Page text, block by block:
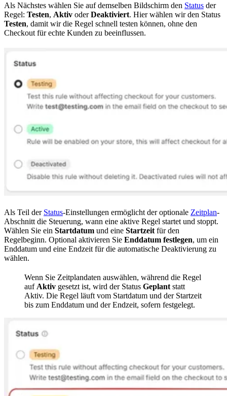
Als Nächstes wählen Sie auf demselben Bildschirm den Status der
Regel: Testen, Aktiv oderDeaktiviert. Hier wählen wir den Status
Testen, damit wir die Regel schnell testen können, ohne den
Checkout für echte Kunden zu beeinflussen.
Als Teil der Status-Einstellungen ermöglicht der optionale Zeitplan-
Abschnitt die Steuerung, wann eine aktive Regel startet und stoppt.
Wählen Sie ein Startdatum und eine Startzeit für den
Regelbeginn. Optional aktivieren Sie Enddatum festlegen, um ein
Enddatum und eine Endzeit für die automatische Deaktivierung zu
wählen.
Wenn Sie Zeitplandaten auswählen, während die Regel
auf Aktiv gesetzt ist, wird der Status Geplant statt
Aktiv. Die Regel läuft vom Startdatum und der Startzeit
bis zum Enddatum und der Endzeit, sofern festgelegt.